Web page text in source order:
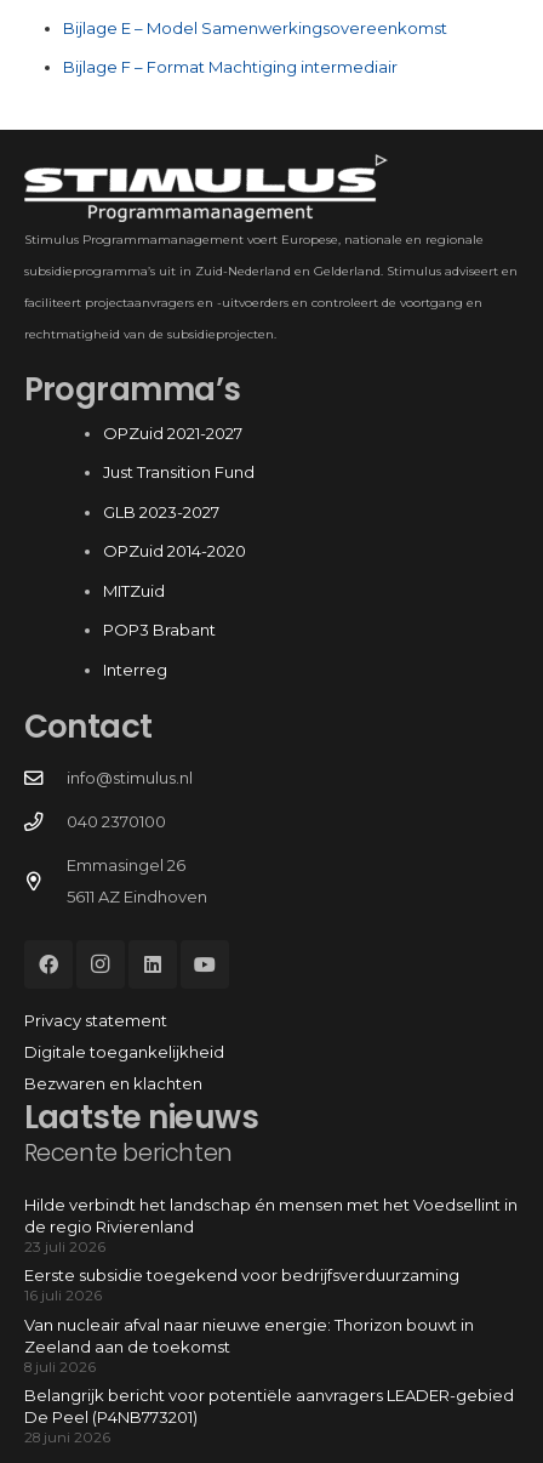
Bijlage E – Model Samenwerkingsovereenkomst
Bijlage F – Format Machtiging intermediair
Stimulus Programmamanagement voert Europese, nationale en regionale
subsidieprogramma’s uit in Zuid-Nederland en Gelderland. Stimulus adviseert en
faciliteert projectaanvragers en -uitvoerders en controleert de voortgang en
rechtmatigheid van de subsidieprojecten.
Programma’s
OPZuid 2021-2027
Just Transition Fund
GLB 2023-2027
OPZuid 2014-2020
MITZuid
POP3 Brabant
Interreg
Laatste nieuws
Recente berichten
Hilde verbindt het landschap én mensen met het Voedsellint in
de regio Rivierenland
23 juli 2026
Eerste subsidie toegekend voor bedrijfsverduurzaming
16 juli 2026
Van nucleair afval naar nieuwe energie: Thorizon bouwt in
Zeeland aan de toekomst
8 juli 2026
Belangrijk bericht voor potentiële aanvragers LEADER-gebied
De Peel (P4NB773201)
28 juni 2026
Contact
info@stimulus.nl
040 2370100
Emmasingel 26
5611 AZ Eindhoven
Privacy statement
Digitale toegankelijkheid
Bezwaren en klachten